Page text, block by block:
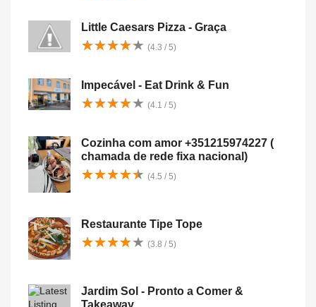
Little Caesars Pizza - Graça
★★★★★
★★★★★ (4.3 / 5)
Impecável - Eat Drink & Fun
★★★★★
★★★★★ (4.1 / 5)
Cozinha com amor +351215974227 (
chamada de rede fixa nacional)
★★★★★
★★★★★ (4.5 / 5)
Restaurante Tipe Tope
★★★★★
★★★★★ (3.8 / 5)
Jardim Sol - Pronto a Comer &
Takeaway